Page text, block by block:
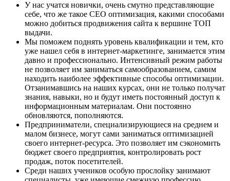
У нас учатся новички, очень смутно представляющие
себе, что же такое СЕО оптимизация, какими способами
можно добиться продвижения сайта к вершине ТОП
выдачи.
Мы поможем поднять уровень квалификации и тем, кто
уже нашел себя в интернет-маркетинге, занимается этим
давно и профессионально. Интенсивный режим работы
не позволяет им заниматься самообразованием, самим
находить наиболее эффективные способы оптимизации.
Отзанимавшись на наших курсах, они не только получат
знания, навыки, но и будут иметь постоянный доступ к
информационным материалам. Они постоянно
обновляются, пополняются.
Предприниматели, специализирующиеся на среднем и
малом бизнесе, могут сами заниматься оптимизацией
своего интернет-ресурса. Это позволяет им сэкономить
бюджет своего предприятия, контролировать рост
продаж, поток посетителей.
Среди наших учеников особую прослойку занимают